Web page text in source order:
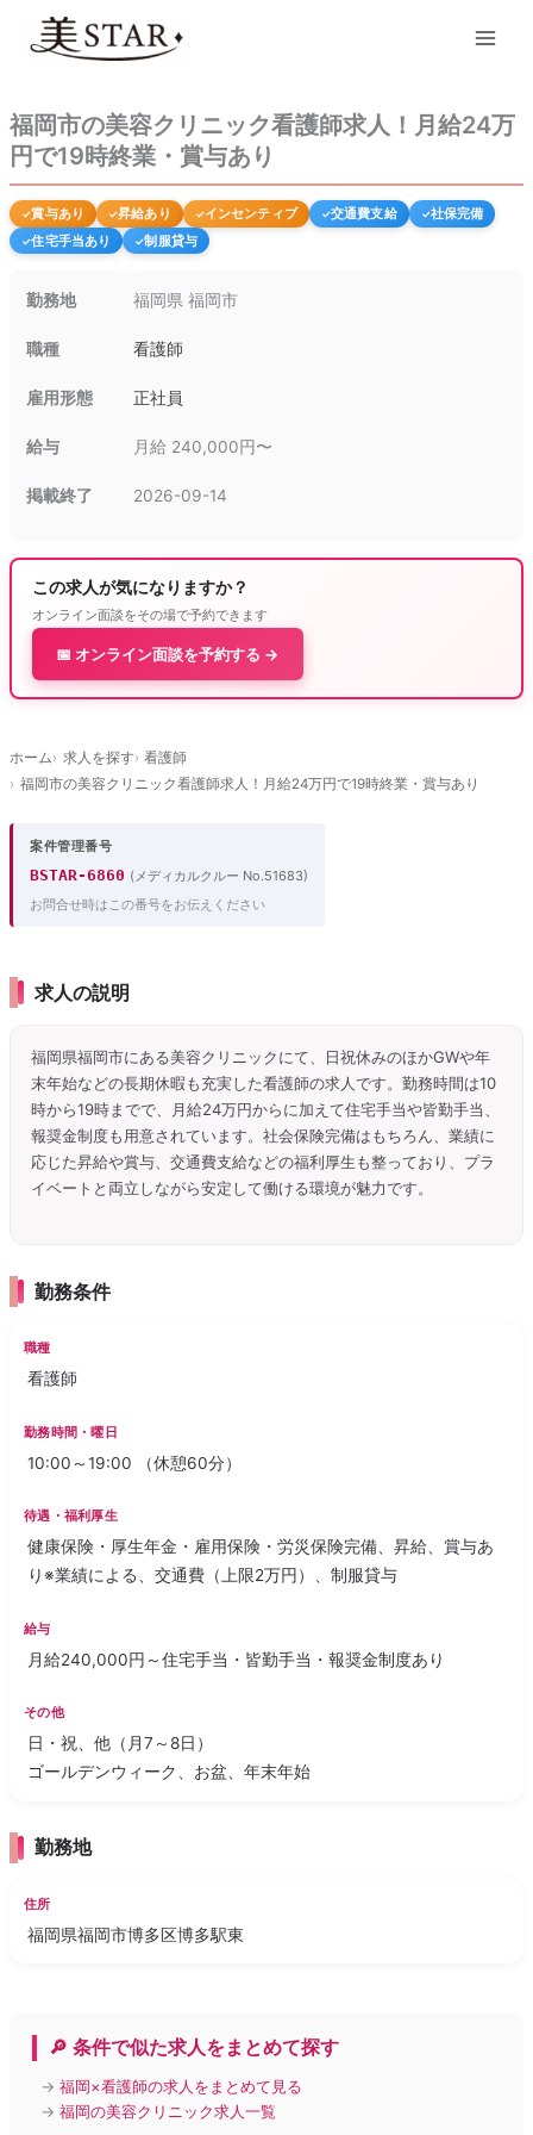
キ
ッ
プ
福岡市の美容クリニック看護師求人！月給24万
円で19時終業・賞与あり
賞与あり 昇給あり インセンティブ 交通費支給
社保完備
住宅手当あり
制服貸与
勤務地 福岡県 福岡市
職種 看護師
雇用形態 正社員
給与 月給 240,000円〜
掲載終了 2026-09-14
この求人が気になりますか？
オンライン面談をその場で予約できます
📅 オンライン面談を予約する →
ホーム 求人を探す
看護師
福岡市の美容クリニック看護師求人！月給24万円で19時終業・賞与あり
案件管理番号
BSTAR-6860 (メディカルクルー No.51683)
お問合せ時はこの番号をお伝えください
求人の説明
福岡県福岡市にある美容クリニックにて、日祝休みのほかGWや年
末年始などの長期休暇も充実した看護師の求人です。勤務時間は10
時から19時までで、月給24万円からに加えて住宅手当や皆勤手当、
報奨金制度も用意されています。社会保険完備はもちろん、業績に
応じた昇給や賞与、交通費支給などの福利厚生も整っており、プラ
イベートと両立しながら安定して働ける環境が魅力です。
勤務条件
職種
看護師
勤務時間・曜日
10:00～19:00 （休憩60分）
待遇・福利厚生
健康保険・厚生年金・雇用保険・労災保険完備、昇給、賞与あ
り※業績による、交通費（上限2万円）、制服貸与
給与
月給240,000円～住宅手当・皆勤手当・報奨金制度あり
その他
日・祝、他（月7～8日）
ゴールデンウィーク、お盆、年末年始
勤務地
住所
福岡県福岡市博多区博多駅東
🔎 条件で似た求人をまとめて探す
→福岡×看護師の求人をまとめて見る
→福岡の美容クリニック求人一覧